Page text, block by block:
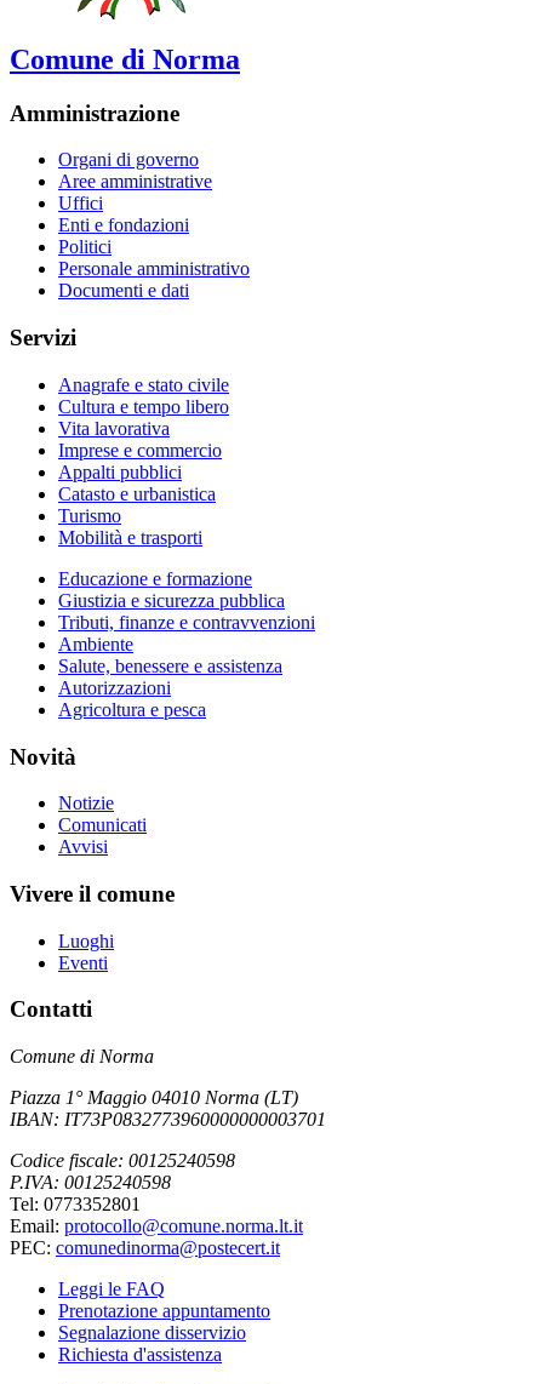
Comune di Norma
Amministrazione
Organi di governo
Aree amministrative
Uffici
Enti e fondazioni
Politici
Personale amministrativo
Documenti e dati
Servizi
Anagrafe e stato civile
Cultura e tempo libero
Vita lavorativa
Imprese e commercio
Appalti pubblici
Catasto e urbanistica
Turismo
Mobilità e trasporti
Educazione e formazione
Giustizia e sicurezza pubblica
Tributi, finanze e contravvenzioni
Ambiente
Salute, benessere e assistenza
Autorizzazioni
Agricoltura e pesca
Novità
Notizie
Comunicati
Avvisi
Vivere il comune
Luoghi
Eventi
Contatti
Comune di Norma
Piazza 1° Maggio 04010 Norma (LT)
IBAN: IT73P0832773960000000003701
Codice fiscale: 00125240598
P.IVA: 00125240598
Tel: 0773352801
Email: protocollo@comune.norma.lt.it
PEC: comunedinorma@postecert.it
Leggi le FAQ
Prenotazione appuntamento
Segnalazione disservizio
Richiesta d'assistenza